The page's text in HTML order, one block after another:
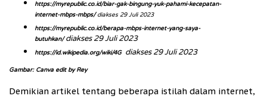
https://myrepublic.co.id/biar-gak-bingung-yuk-pahami-kecepatan-
internet-mbps-mbps/diakses 29 Juli 2023
https://myrepublic.co.id/berapa-mbps-internet-yang-saya-
butuhkan/diakses 29 Juli 2023
https://id.wikipedia.org/wiki/4G diakses 29 Juli 2023
Gambar: Canva edit by Rey
Demikian artikel tentang beberapa istilah dalam internet,